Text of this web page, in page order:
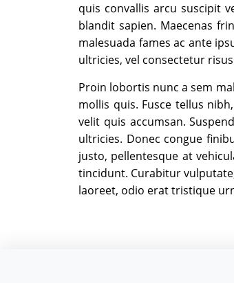
quis convallis arcu suscipit
blandit sapien. Maecenas
malesuada fames ac ante
ultricies, vel consectetur
Proin lobortis nunc a sem
mollis quis. Fusce tellus
velit quis accumsan.
ultricies. Donec congue
justo, pellentesque at
tincidunt. Curabitur
laoreet, odio erat tristique